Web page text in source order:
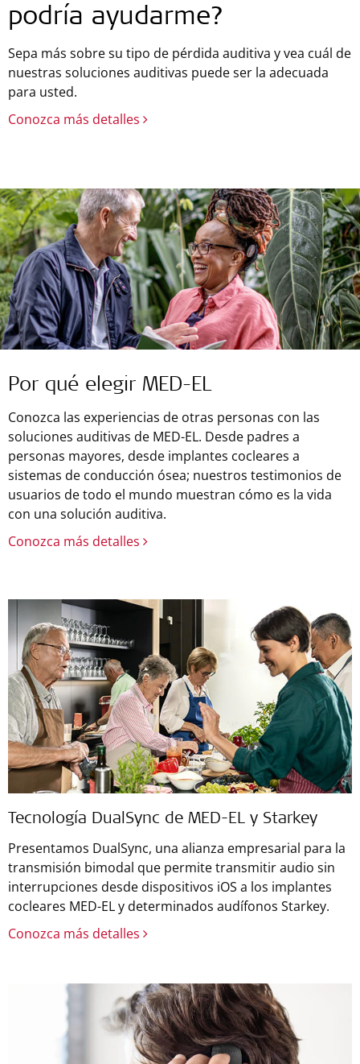
podría ayudarme?
Sepa más sobre su tipo de pérdida auditiva y vea cuál de
nuestras soluciones auditivas puede ser la adecuada
para usted.
Conozca más detalles
Por qué elegir MED-EL
Conozca las experiencias de otras personas con las
soluciones auditivas de MED-EL. Desde padres a
personas mayores, desde implantes cocleares a
sistemas de conducción ósea; nuestros testimonios de
usuarios de todo el mundo muestran cómo es la vida
con una solución auditiva.
Conozca más detalles
Tecnología DualSync de MED-EL y Starkey
Presentamos DualSync, una alianza empresarial para la
transmisión bimodal que permite transmitir audio sin
interrupciones desde dispositivos iOS a los implantes
cocleares MED-EL y determinados audífonos Starkey.
Conozca más detalles